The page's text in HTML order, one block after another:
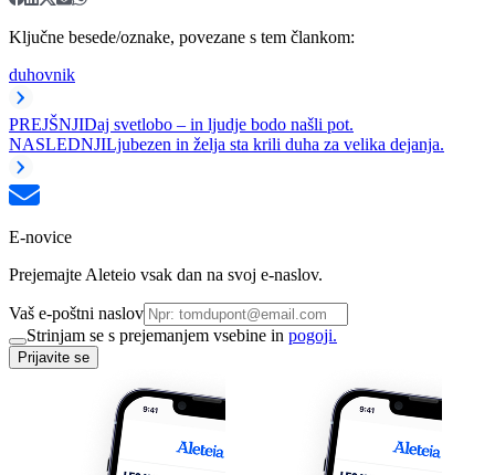
Ključne besede/oznake, povezane s tem člankom:
duhovnik
PREJŠNJIDaj svetlobo – in ljudje bodo našli pot.
NASLEDNJILjubezen in želja sta krili duha za velika dejanja.
E-novice
Prejemajte Aleteio vsak dan na svoj e-naslov.
Vaš e-poštni naslov
Strinjam se s prejemanjem vsebine in pogoji.
Prijavite se